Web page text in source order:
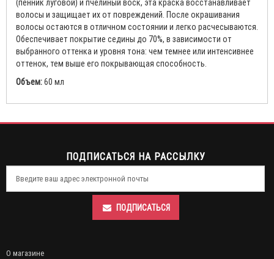
(пенник луговой) и пчелиный воск, эта краска восстанавливает
волосы и защищает их от повреждений. После окрашивания
волосы остаются в отличном состоянии и легко расчесываются.
Обеспечивает покрытие седины до 70%, в зависимости от
выбранного оттенка и уровня тона: чем темнее или интенсивнее
оттенок, тем выше его покрывающая способность.
Объем:60 мл
ПОДПИСАТЬСЯ НА РАССЫЛКУ
ПОДПИСАТЬСЯ
О магазине